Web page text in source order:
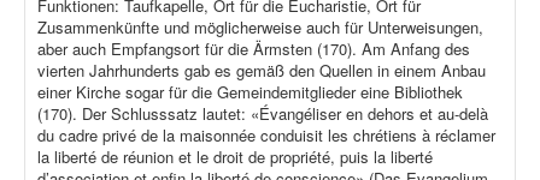
Funktionen: Taufkapelle, Ort für die Eucharistie, Ort für
Zusammenkünfte und möglicherweise auch für Unterweisungen,
aber auch Empfangsort für die Ärmsten (170). Am Anfang des
vierten Jahrhunderts gab es gemäß den Quellen in einem Anbau
einer Kirche sogar für die Gemeindemitglieder eine Bibliothek
(170). Der Schlusssatz lautet: «Évangéliser en dehors et au-delà
du cadre privé de la maisonnée conduisit les chrétiens à réclamer
la liberté de réunion et le droit de propriété, puis la liberté